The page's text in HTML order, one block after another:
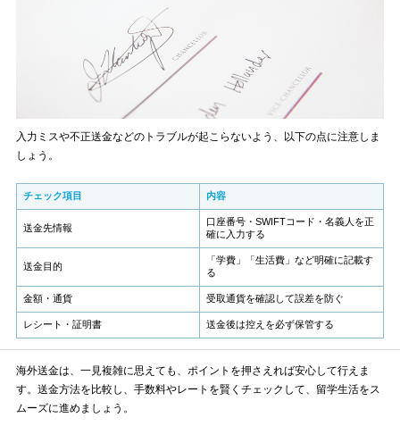
入力ミスや不正送金などのトラブルが起こらないよう、以下の点に注意しま
しょう。
チェック項目 内容
送金先情報
口座番号・SWIFTコード・名義人を正
確に入力する
送金目的
「学費」「生活費」など明確に記載す
る
金額・通貨 受取通貨を確認して誤差を防ぐ
レシート・証明書 送金後は控えを必ず保管する
海外送金は、一見複雑に思えても、ポイントを押さえれば安心して行えま
す。送金方法を比較し、手数料やレートを賢くチェックして、留学生活をス
ムーズに進めましょう。